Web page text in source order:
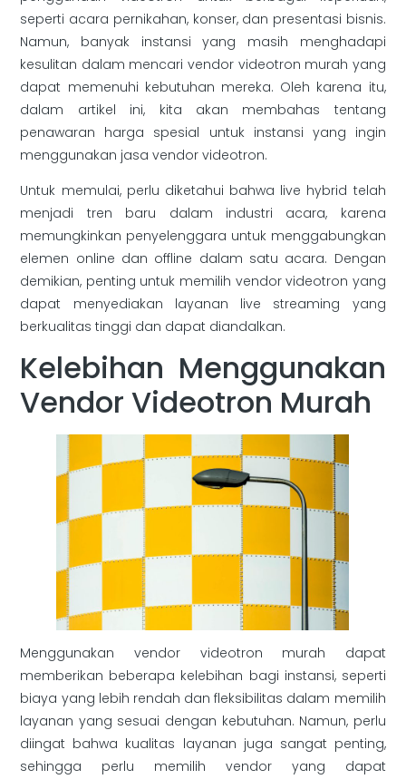
seperti acara pernikahan, konser, dan presentasi bisnis.
Namun, banyak instansi yang masih menghadapi
kesulitan dalam mencari vendor videotron murah yang
dapat memenuhi kebutuhan mereka. Oleh karena itu,
dalam artikel ini, kita akan membahas tentang
penawaran harga spesial untuk instansi yang ingin
menggunakan jasa vendor videotron.
Untuk memulai, perlu diketahui bahwa live hybrid telah
menjadi tren baru dalam industri acara, karena
memungkinkan penyelenggara untuk menggabungkan
elemen online dan offline dalam satu acara. Dengan
demikian, penting untuk memilih vendor videotron yang
dapat menyediakan layanan live streaming yang
berkualitas tinggi dan dapat diandalkan.
Kelebihan Menggunakan
Vendor Videotron Murah
Menggunakan vendor videotron murah dapat
memberikan beberapa kelebihan bagi instansi, seperti
biaya yang lebih rendah dan fleksibilitas dalam memilih
layanan yang sesuai dengan kebutuhan. Namun, perlu
diingat bahwa kualitas layanan juga sangat penting,
sehingga perlu memilih vendor yang dapat